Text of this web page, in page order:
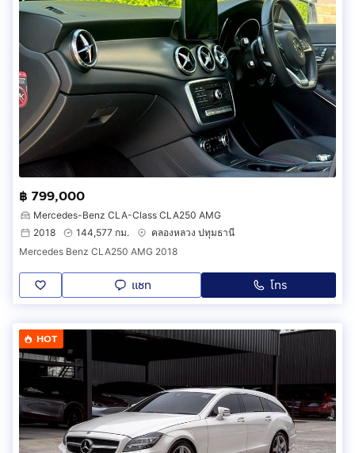
฿ 799,000
Mercedes-Benz CLA-Class CLA250 AMG
2018
144,577 กม.
คลองหลวง ปทุมธานี
Mercedes Benz CLA250 AMG 2018
แชท โทร
HOT